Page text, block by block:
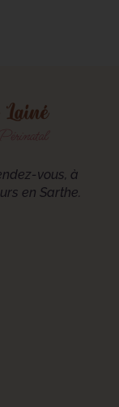
vous, à
en Sarthe.